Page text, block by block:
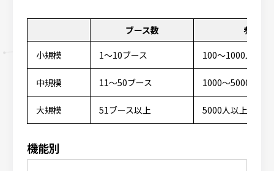
ブース数 参加者
小規模 1～10ブース 100～1000人程度
中規模 11～50ブース 1000～5000人程
大規模 51ブース以上 5000人以上
機能別